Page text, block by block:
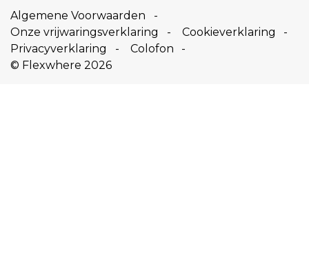
Algemene Voorwaarden
Onze vrijwaringsverklaring
Cookieverklaring
Privacyverklaring
Colofon
© Flexwhere 2026